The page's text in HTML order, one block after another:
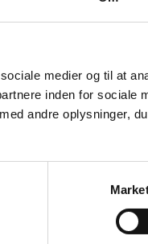
medier og til at
inden for sociale
andre oplysninger,